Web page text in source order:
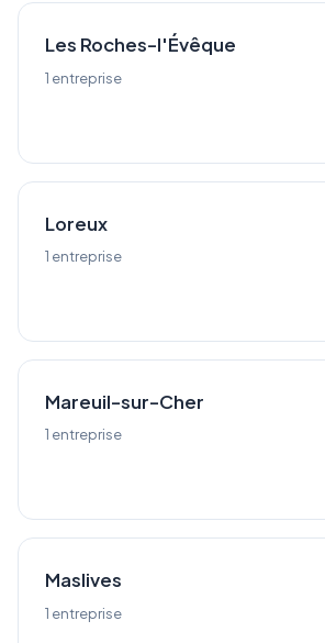
Les Roches-l'Évêque
1 entreprise
Loreux
1 entreprise
Mareuil-sur-Cher
1 entreprise
Maslives
1 entreprise